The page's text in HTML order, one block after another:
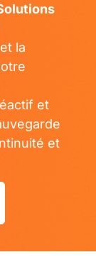
la
et
et